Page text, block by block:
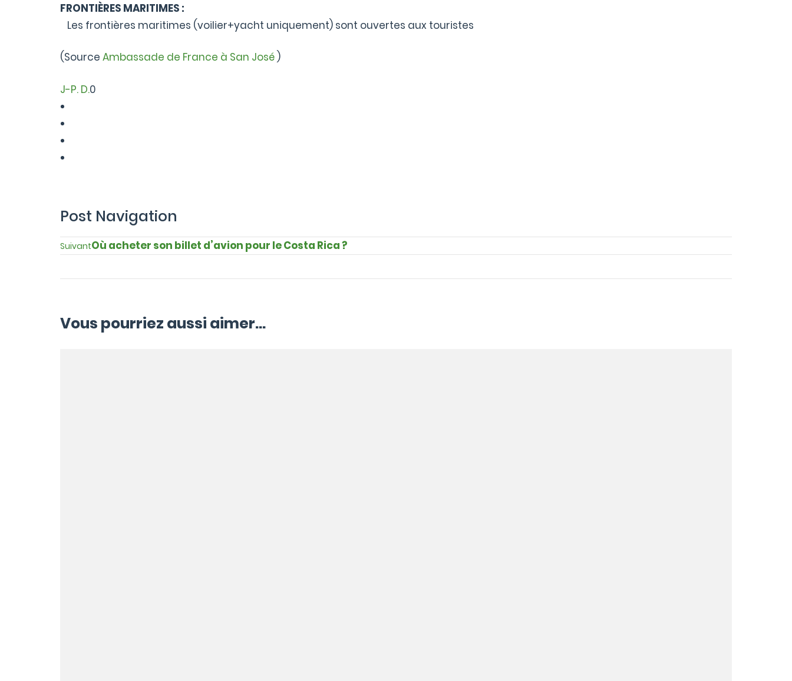
FRONTIÈRES MARITIMES :
Les frontières maritimes (voilier+yacht uniquement) sont ouvertes aux touristes
(Source Ambassade de France à San José )
J-P. D.0
Post Navigation
SuivantOù acheter son billet d’avion pour le Costa Rica ?
Vous pourriez aussi aimer...